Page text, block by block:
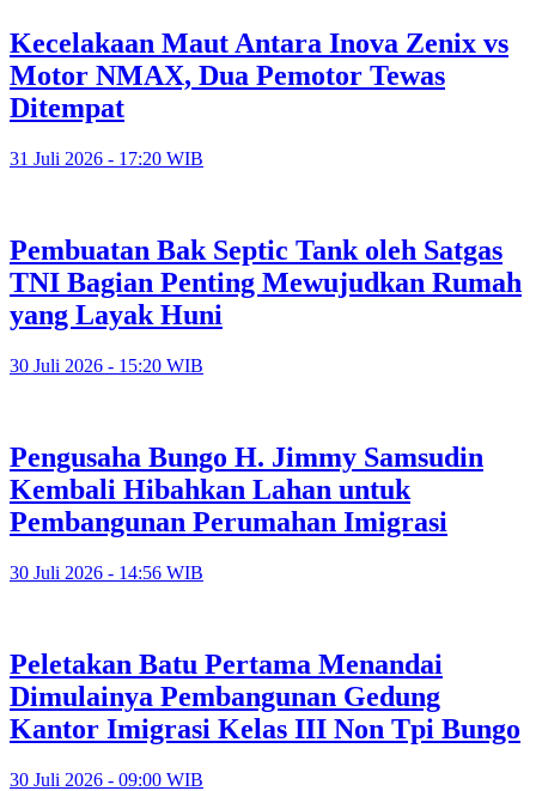
Kecelakaan Maut Antara Inova Zenix vs
Motor NMAX, Dua Pemotor Tewas
Ditempat
31 Juli 2026 - 17:20 WIB
Pembuatan Bak Septic Tank oleh Satgas
TNI Bagian Penting Mewujudkan Rumah
yang Layak Huni
30 Juli 2026 - 15:20 WIB
Pengusaha Bungo H. Jimmy Samsudin
Kembali Hibahkan Lahan untuk
Pembangunan Perumahan Imigrasi
30 Juli 2026 - 14:56 WIB
Peletakan Batu Pertama Menandai
Dimulainya Pembangunan Gedung
Kantor Imigrasi Kelas III Non Tpi Bungo
30 Juli 2026 - 09:00 WIB